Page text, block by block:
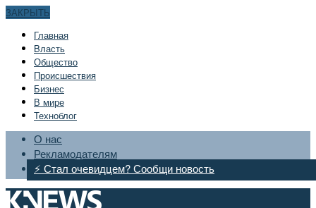
ЗАКРЫТЬ
Главная
Bласть
Общество
Происшествия
Бизнес
В мире
Техноблог
О нас
Рекламодателям
⚡ Стал очевидцем? Сообщи новость